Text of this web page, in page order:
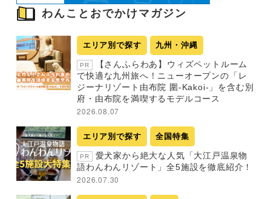
わんことおでかけマガジン
エリア別で探す 九州・沖縄
PR
【さんふらわあ】ウィズペットルーム
で快適な九州旅へ！ニューオープンの「レ
ジーナリゾート由布院 圍-Kakoi-」を含む別
府・由布院を満喫するモデルコース
2026.08.07
エリア別で探す 全国特集
PR
愛犬家から絶大な人気「大江戸温泉物
語わんわんリゾート」全5施設を徹底紹介！
2026.07.30